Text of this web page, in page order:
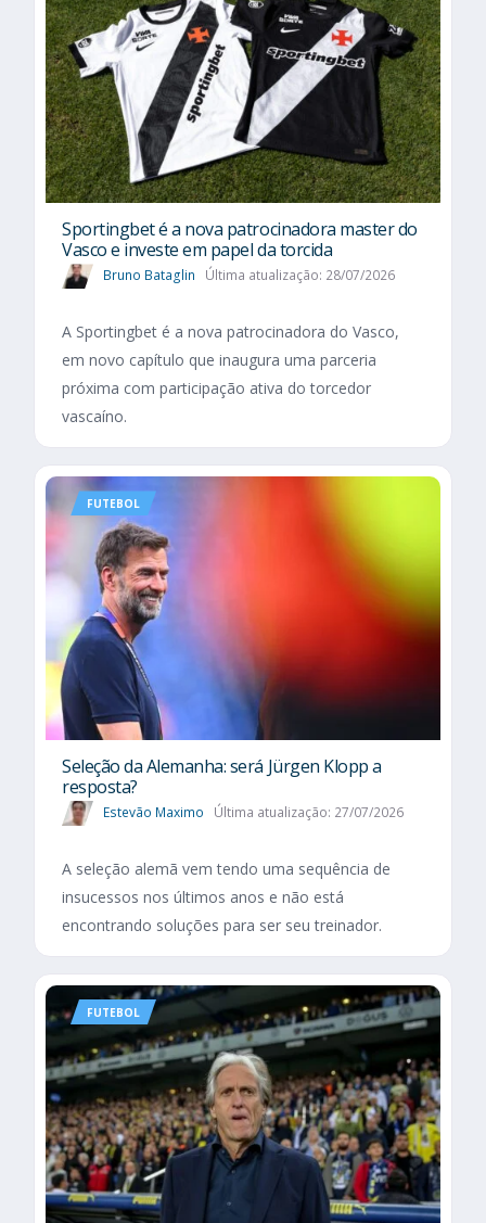
Sportingbet é a nova patrocinadora master do
Vasco e investe em papel da torcida
Bruno Bataglin Última atualização: 28/07/2026
A Sportingbet é a nova patrocinadora do Vasco,
em novo capítulo que inaugura uma parceria
próxima com participação ativa do torcedor
vascaíno.
FUTEBOL
Seleção da Alemanha: será Jürgen Klopp a
resposta?
Estevão Maximo Última atualização: 27/07/2026
A seleção alemã vem tendo uma sequência de
insucessos nos últimos anos e não está
encontrando soluções para ser seu treinador.
FUTEBOL